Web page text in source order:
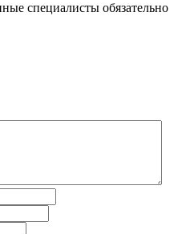
специалисты обязательно